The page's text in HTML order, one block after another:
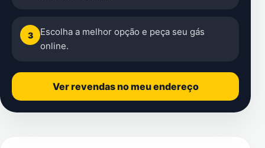
3
Escolha a melhor opção e peça seu gás
online.
Ver revendas no meu endereço